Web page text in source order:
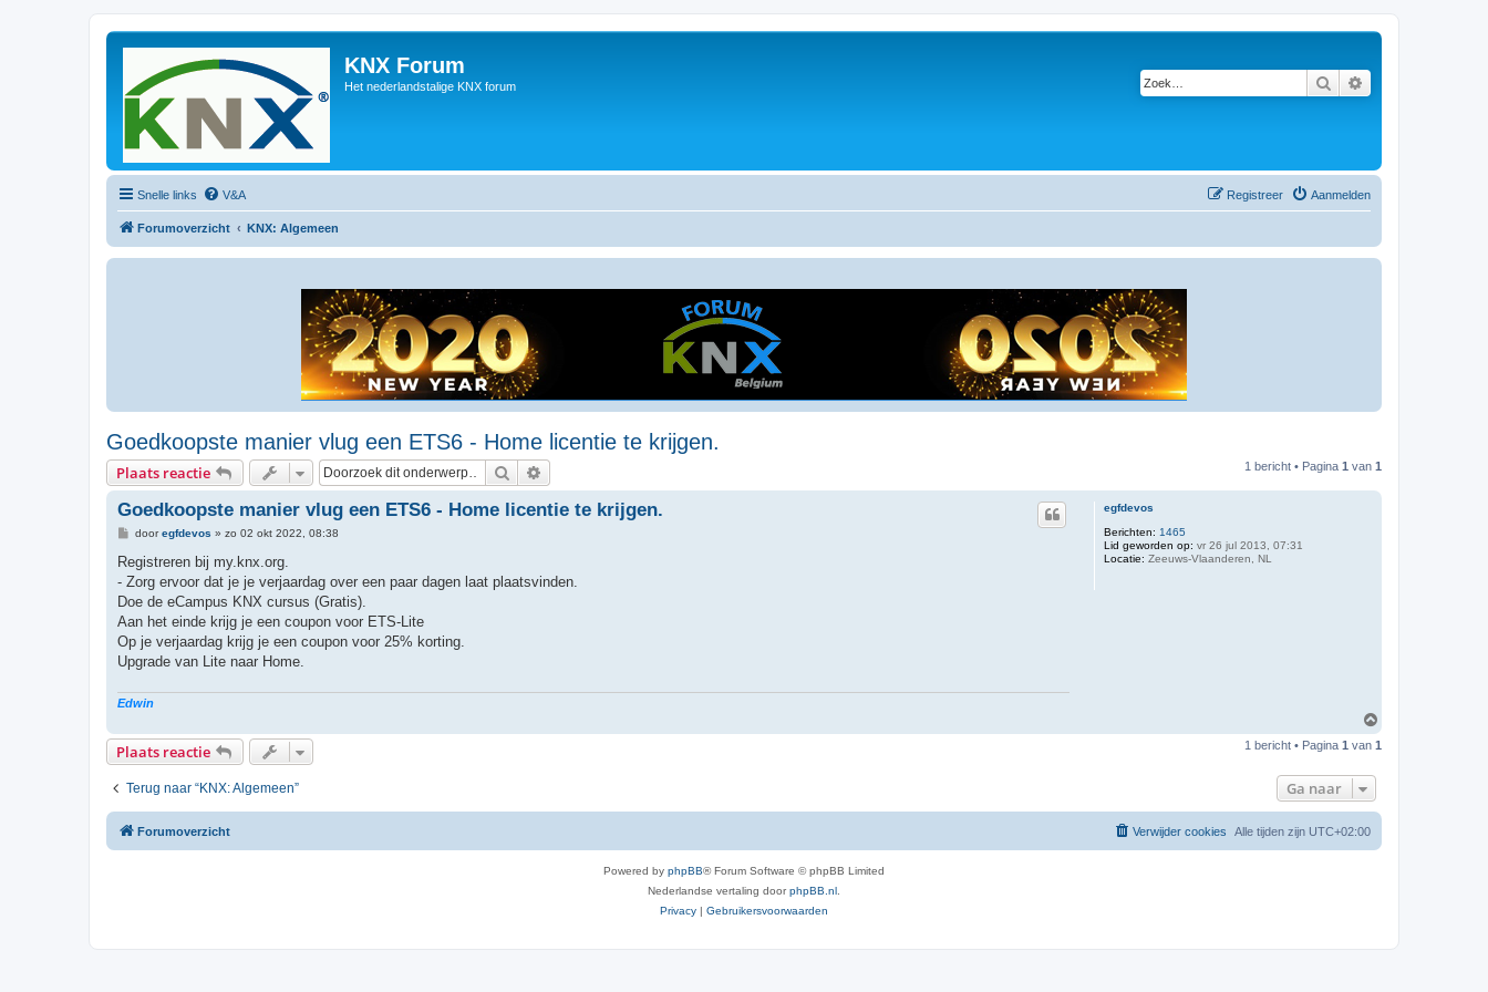
KNX Forum
Het nederlandstalige KNX forum Zoek
Snelle links V&A Aanmelden
Registreer
Forumoverzicht KNX: Algemeen
Goedkoopste manier vlug een ETS6 - Home licentie te krijgen.
Plaats reactie Zoek 1 bericht • Pagina 1 van 1
egfdevos
Berichten: 1465
Lid geworden op: vr 26 jul 2013, 07:31
Locatie: Zeeuws-Vlaanderen, NL
Goedkoopste manier vlug een ETS6 - Home licentie te krijgen.
B
r
c
h
dooregfdevos » zo 02 okt 2022, 08:38
Registreren bij my.knx.org.
- Zorg ervoor dat je je verjaardag over een paar dagen laat plaatsvinden.
Doe de eCampus KNX cursus (Gratis).
Aan het einde krijg je een coupon voor ETS-Lite
Op je verjaardag krijg je een coupon voor 25% korting.
Upgrade van Lite naar Home.
Edwin
h
Plaats reactie 1 bericht • Pagina 1 van 1
Terug naar “KNX: Algemeen” Ga naar
Forumoverzicht Alle tijden zijn UTC+02:00
Verwijder cookies
Powered by phpBB® Forum Software © phpBB Limited
Nederlandse vertaling doorphpBB.nl
Privacy | Gebruikersvoorwaarden